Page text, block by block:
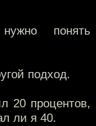
понять
подход.
20 процентов,
ли я 40.